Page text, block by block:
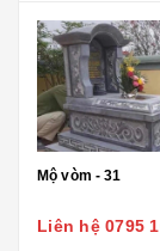
Mộ vòm - 31
Liên hệ 0795